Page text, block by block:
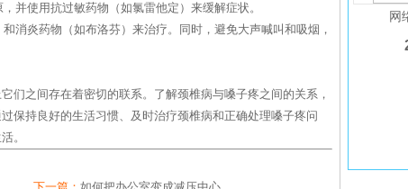
并使用抗过敏药物（如氯雷他定）来缓解症状。
消炎药物（如布洛芬）来治疗。同时，避免大声喊叫和吸烟，
们之间存在着密切的联系。了解颈椎病与嗓子疼之间的关系，
保持良好的生活习惯、及时治疗颈椎病和正确处理嗓子疼问
。
网